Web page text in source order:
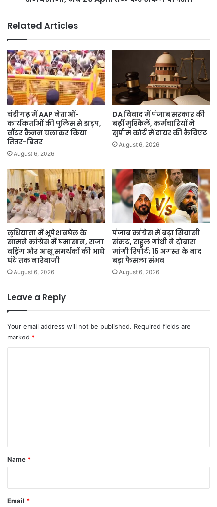
कर
सकेंगे
वापसी।
Related Articles
चंडीगढ़ में AAP नेताओं-
कार्यकर्ताओं की पुलिस से झड़प,
वॉटर कैनन चलाकर किया
तितर-बितर
August 6, 2026
DA विवाद में पंजाब सरकार की
बढ़ीं मुश्किलें, कर्मचारियों ने
सुप्रीम कोर्ट में दायर की कैविएट
August 6, 2026
लुधियाना में भूपेश बघेल के
सामने कांग्रेस में घमासान, राजा
वड़िंग और आशू समर्थकों की आधे
घंटे तक नारेबाजी
August 6, 2026
पंजाब कांग्रेस में बढ़ा सियासी
संकट, राहुल गांधी ने दोबारा
मांगी रिपोर्ट; 15 अगस्त के बाद
बड़ा फैसला संभव
August 6, 2026
Leave a Reply
Your email address will not be published. Required fields are
marked *
*
Name *
Email *